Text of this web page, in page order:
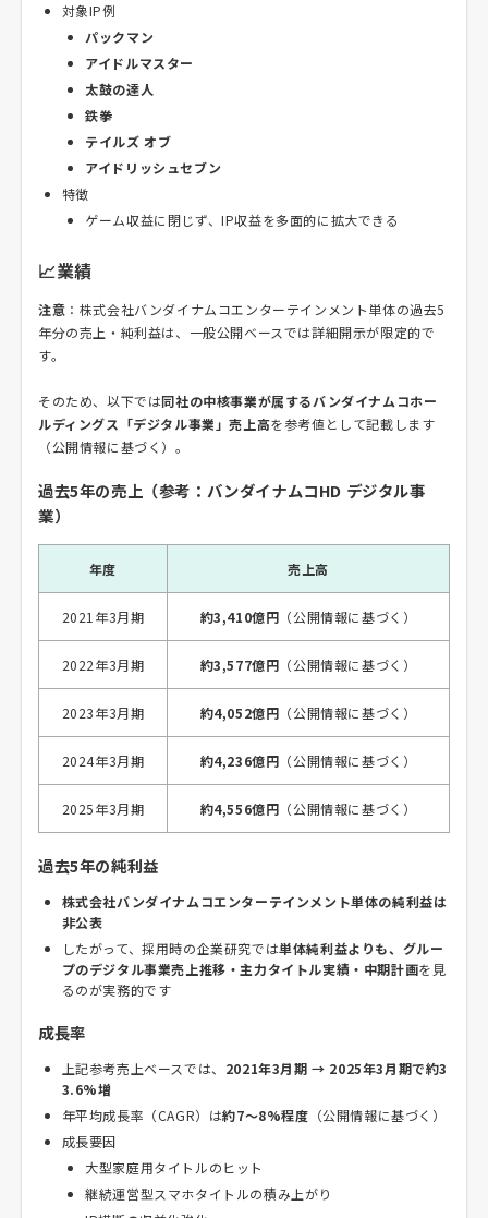
対象IP例
パックマン
アイドルマスター
太鼓の達人
鉄拳
テイルズ オブ
アイドリッシュセブン
特徴
ゲーム収益に閉じず、IP収益を多面的に拡大できる
📈業績
注意 ：株式会社バンダイナムコエンターテインメント単体の過去5
年分の売上・純利益は、一般公開ベースでは詳細開示が限定的で
す。
そのため、以下では同社の中核事業が属するバンダイナムコホー
ルディングス「デジタル事業」売上高を参考値として記載します
（公開情報に基づく）。
過去5年の売上（参考：バンダイナムコHD デジタル事
業）
年度 売上高
2021年3月期 約3,410億円 （公開情報に基づく）
2022年3月期 約3,577億円 （公開情報に基づく）
2023年3月期 約4,052億円 （公開情報に基づく）
2024年3月期 約4,236億円 （公開情報に基づく）
2025年3月期 約4,556億円 （公開情報に基づく）
過去5年の純利益
株式会社バンダイナムコエンターテインメント単体の純利益は
非公表
したがって、採用時の企業研究では単体純利益よりも、グルー
プのデジタル事業売上推移・主力タイトル実績・中期計画を見
るのが実務的です
成長率
上記参考売上ベースでは、 2021年3月期 → 2025年3月期で約3
3.6%増
年平均成長率（CAGR）は約7〜8%程度 （公開情報に基づく）
成長要因
大型家庭用タイトルのヒット
継続運営型スマホタイトルの積み上がり